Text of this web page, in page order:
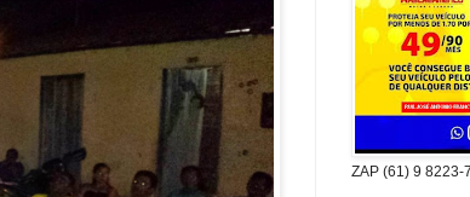
ZAP (61) 9 8223-